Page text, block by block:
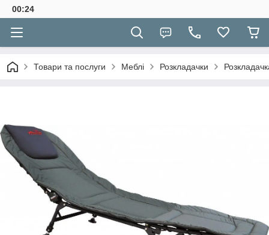
00:24
Товари та послуги Меблі Розкладачки